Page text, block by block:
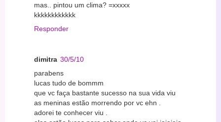
mas.. pintou um clima? =xxxxx
kkkkkkkkkkkk
Responder
dimitra 30/5/10
parabens
lucas tudo de bommm
que vc faça bastante sucesso na sua vida viu
as meninas estão morrendo por vc ehn .
adorei te conhecer viu .